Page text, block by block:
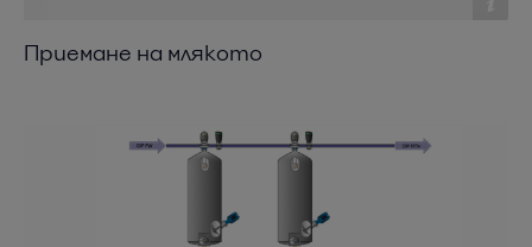
Приемане на млякото